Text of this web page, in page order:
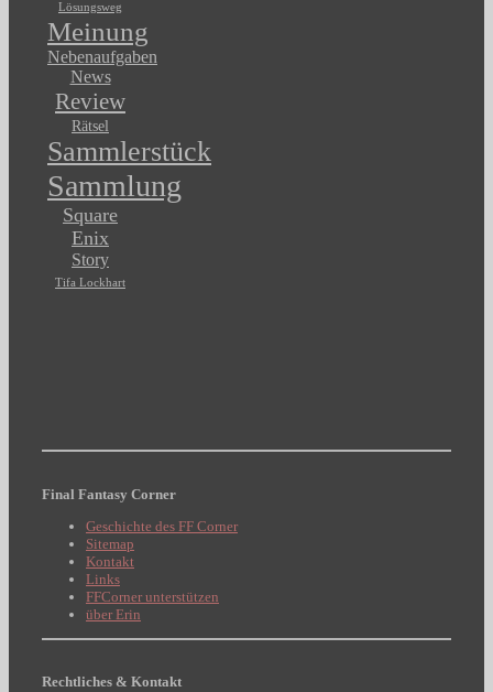
Lösungsweg
Meinung
Nebenaufgaben
News
Review
Rätsel
Sammlerstück
Sammlung
Square
Enix
Story
Tifa Lockhart
Final Fantasy Corner
Geschichte des FF Corner
Sitemap
Kontakt
Links
FFCorner unterstützen
über Erin
Rechtliches & Kontakt